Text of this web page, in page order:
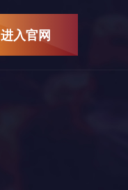
进入官网